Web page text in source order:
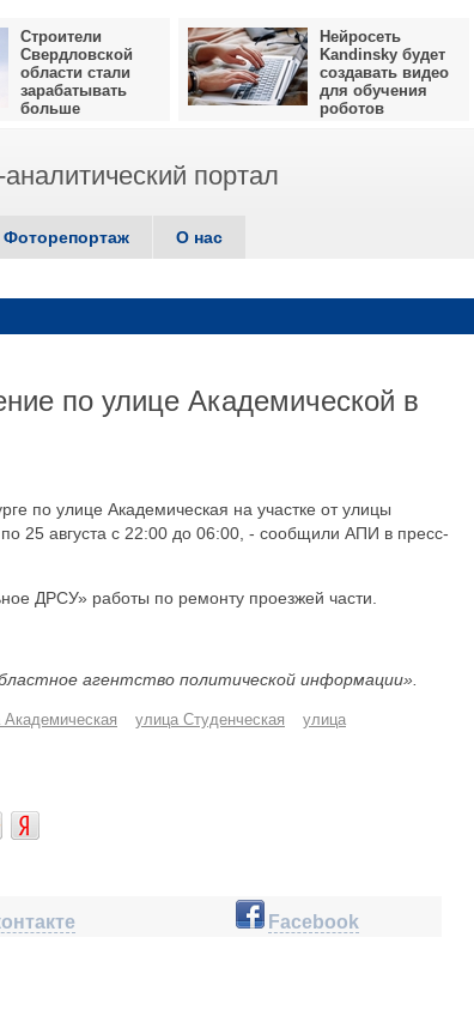
Строители
Свердловской
области стали
зарабатывать
больше
Нейросеть
Kandinsky будет
создавать видео
для обучения
роботов
портал
Фоторепортаж О нас
по улице Академической в
по улице Академическая на участке от улицы
25 августа с 22:00 до 06:00, - сообщили АПИ в пресс-
ДРСУ» работы по ремонту проезжей части.
агентство политической информации».
Академическая улица Студенческая
улица
Facebook